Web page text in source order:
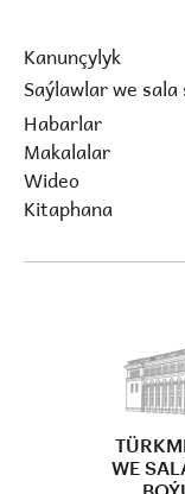
Kanunçylyk
Saýlawlar we
Habarlar
Makalalar
Wideo
Kitaphana
WE